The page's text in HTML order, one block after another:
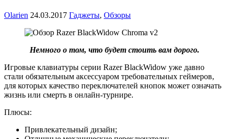
Olarien 24.03.2017 Гаджеты, Обзоры
Немного о том, что будет стоить вам дорого.
Игровые клавиатуры серии Razer BlackWidow уже давно
стали обязательным аксессуаром требовательных геймеров,
для которых качество переключателей кнопок может означать
жизнь или смерть в онлайн-турнире.
Плюсы:
Привлекательный дизайн;